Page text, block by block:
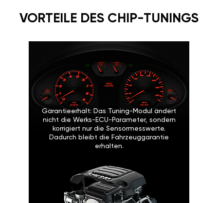
VORTEILE DES CHIP-TUNINGS
Garantieerhalt: Das Tuning-Modul ändert
nicht die Werks-ECU-Parameter, sondern
korrigiert nur die Sensormesswerte.
Dadurch bleibt die Fahrzeuggarantie
erhalten.